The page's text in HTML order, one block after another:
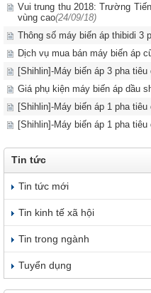
Vui trung thu 2018: Trường
vùng cao(24/09/18)
Thông số máy biến áp thibidi 3
Dịch vụ mua bán máy biến áp
[Shihlin]-Máy biến áp 3 pha
Giá phụ kiện máy biến áp dầu
[Shihlin]-Máy biến áp 1 pha
[Shihlin]-Máy biến áp 1 pha
Tin tức
Tin tức mới
Tin kinh tế xã hội
Tin trong ngành
Tuyển dụng